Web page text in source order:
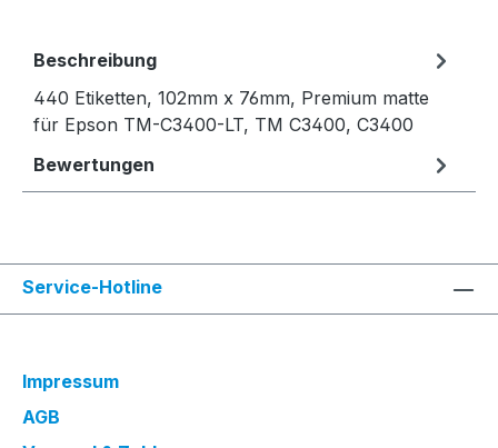
Beschreibung
440 Etiketten, 102mm x 76mm, Premium matte
für Epson TM-C3400-LT, TM C3400, C3400
Bewertungen
Service-Hotline
Impressum
AGB